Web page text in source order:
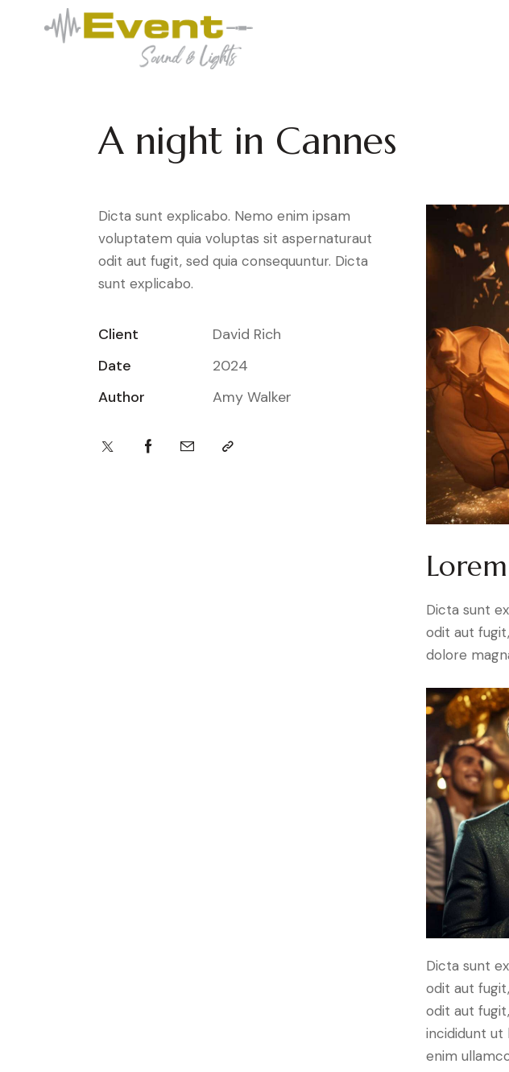
A night in Cannes
Dicta sunt explicabo. Nemo enim ipsam
voluptatem quia voluptas sit aspernaturaut
odit aut fugit, sed quia consequuntur. Dicta
sunt explicabo.
Client
David Rich
Date
2024
Author
Amy Walker
Dicta sunt
odit aut
dolore
Dicta sunt
odit aut
odit aut
incididunt ut
enim